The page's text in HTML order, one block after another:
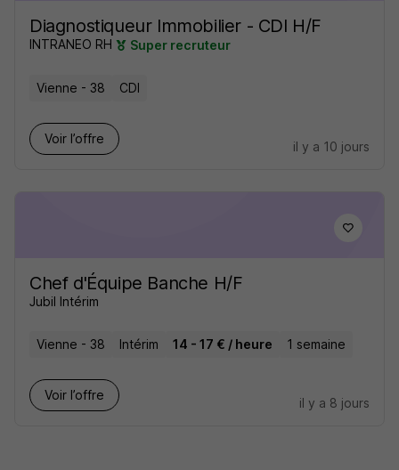
Diagnostiqueur Immobilier - CDI H/F
INTRANEO RH Super recruteur
Vienne - 38 CDI
Voir l’offre
il y a 10 jours
Chef d'Équipe Banche H/F
Jubil Intérim
Vienne - 38 Intérim 14 - 17 € / heure 1 semaine
Voir l’offre
il y a 8 jours